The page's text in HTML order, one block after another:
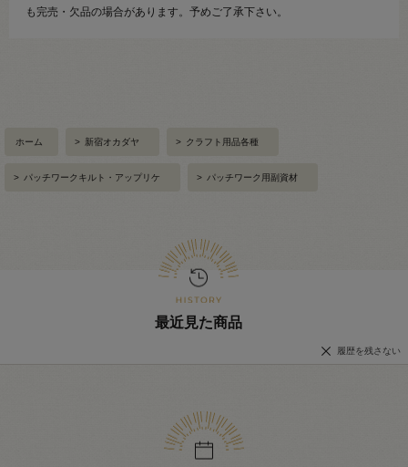
も完売・欠品の場合があります。予めご了承下さい。
ホーム > 新宿オカダヤ > クラフト用品各種
> パッチワークキルト・アップリケ > パッチワーク用副資材
最近見た商品
履歴を残さない